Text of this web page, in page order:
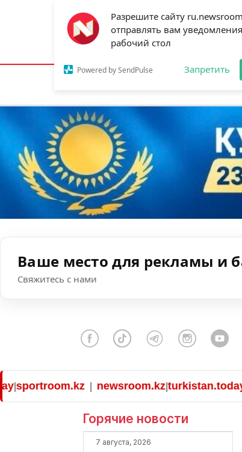
Разрешите сайту
отправлять вам
рабочий стол
Powered by SendPulse Запретить
Астана:16°C Алматы:24°C
Ваше место для рекламы и
Свяжитесь с нами
|newsroom.kz|turkistan.today|
Горячие новости
7 августа, 2026